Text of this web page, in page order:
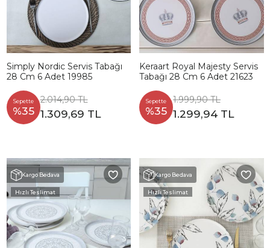
Simply Nordic Servis Tabağı
28 Cm 6 Adet 19985
Sepette
%35
2.014,90 TL
1.309,69 TL
Keraart Royal Majesty Servis
Tabağı 28 Cm 6 Adet 21623
Sepette
%35
1.999,90 TL
1.299,94 TL
Kargo Bedava
Hızlı Teslimat
Kargo Bedava
Hızlı Teslimat